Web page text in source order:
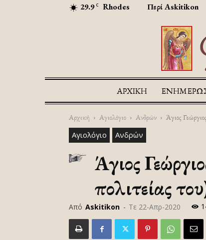
29.9 C Rhodes Περί Askitikon
ΑΡΧΙΚΉ
Αρχική Αγιολόγιο Ανδρών Άγιος
Αγιολόγιο Ανδρών
Άγιος
πολιτείας
Από Askitikon - Τε 22-Απρ-2020